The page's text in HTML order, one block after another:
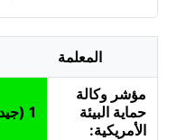
المعلمة
مؤشر وكالة
حماية البيئة
الأمريكية:
1 (جيد)